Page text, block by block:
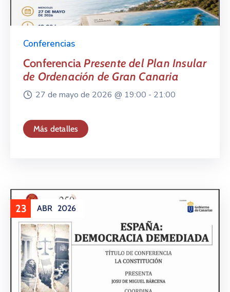
Conferencias
ConferenciaPresente del Plan Insular
de Ordenación de Gran Canaria
27 de mayo de 2026 @ 19:00 - 21:00
Más detalles
23 ABR 2026